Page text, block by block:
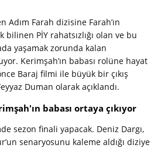
Adım Farah dizisine Farah’ın
PİY rahatsızlığı olan ve bu
yaşamak zorunda kalan
Kerimşah’ın babası rolüne hayat
Baraj filmi ile büyük bir çıkış
Duman olarak açıklandı.
babası ortaya çıkıyor
sezon finali yapacak. Deniz Dargı,
senaryosunu kaleme aldığı diziye